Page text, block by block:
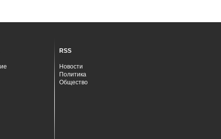
RSS
Новости
Политика
Общество